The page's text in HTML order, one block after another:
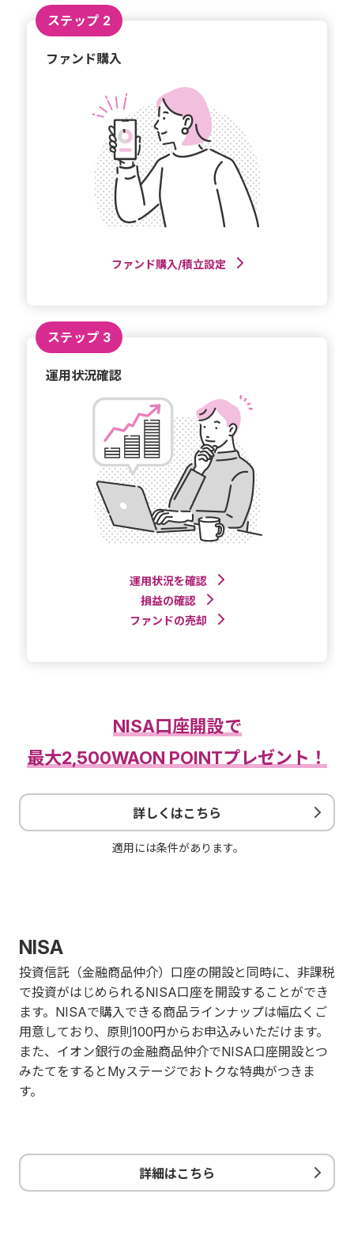
ステップ 2
ファンド購入
ファンド購入/積立設定
ステップ 3
運用状況確認
運用状況を確認
損益の確認
ファンドの売却
NISA口座開設で
最大2,500WAON POINTプレゼント！
詳しくはこちら
適用には条件があります。
NISA
投資信託（金融商品仲介）口座の開設と同時に、非課税
で投資がはじめられるNISA口座を開設することができ
ます。NISAで購入できる商品ラインナップは幅広くご
用意しており、原則100円からお申込みいただけます。
また、イオン銀行の金融商品仲介でNISA口座開設とつ
みたてをするとMyステージでおトクな特典がつきま
す。
詳細はこちら